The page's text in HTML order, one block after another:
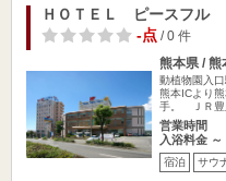
ＨＯＴＥＬ ピースフル
-点/ 0 件
熊本県 / 熊
動植物園入
熊本ICより
手。 ＪＲ豊
営業時間
入浴料金 ～
宿泊 サウ